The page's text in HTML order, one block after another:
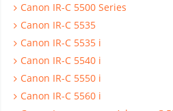
Canon IR-C 5500 Series
Canon IR-C 5535
Canon IR-C 5535 i
Canon IR-C 5540 i
Canon IR-C 5550 i
Canon IR-C 5560 i